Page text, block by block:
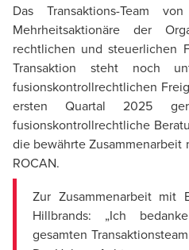
Das Transaktions-Team
Mehrheitsaktionäre der
rechtlichen und steuerlichen
Transaktion steht noch
fusionskontrollrechtlichen
ersten Quartal 2025
fusionskontrollrechtliche
die bewährte Zusammenarbeit
ROCAN.
Zur Zusammenarbeit mit
Hillbrands: „Ich
gesamten